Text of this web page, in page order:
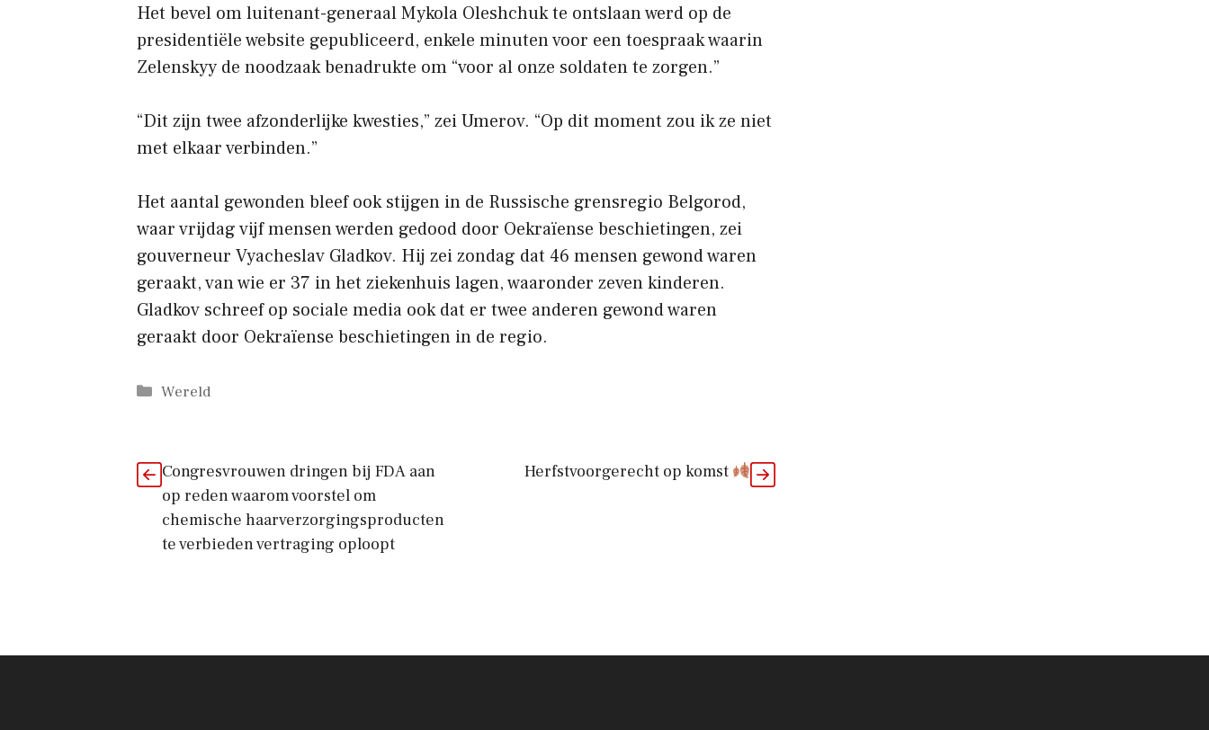
Het bevel om luitenant-generaal Mykola Oleshchuk te ontslaan werd op de
presidentiële website gepubliceerd, enkele minuten voor een toespraak waarin
Zelenskyy de noodzaak benadrukte om “voor al onze soldaten te zorgen.”
“Dit zijn twee afzonderlijke kwesties,” zei Umerov. “Op dit moment zou ik ze niet
met elkaar verbinden.”
Het aantal gewonden bleef ook stijgen in de Russische grensregio Belgorod,
waar vrijdag vijf mensen werden gedood door Oekraïense beschietingen, zei
gouverneur Vyacheslav Gladkov. Hij zei zondag dat 46 mensen gewond waren
geraakt, van wie er 37 in het ziekenhuis lagen, waaronder zeven kinderen.
Gladkov schreef op sociale media ook dat er twee anderen gewond waren
geraakt door Oekraïense beschietingen in de regio.
Categorieën
Wereld
Congresvrouwen dringen bij FDA aan
op reden waarom voorstel om
chemische haarverzorgingsproducten
te verbieden vertraging oploopt
Herfstvoorgerecht op komst